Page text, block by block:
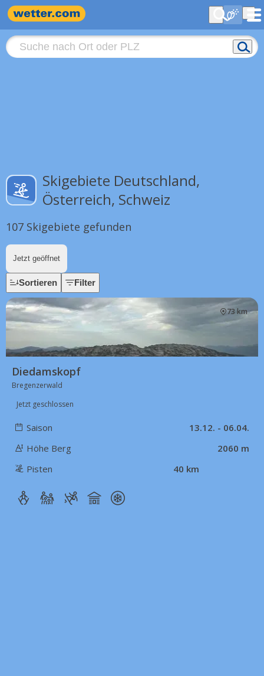
Skigebiete Deutschland,
Österreich, Schweiz
107 Skigebiete gefunden
Jetzt geöffnet
Sortieren Filter
73 km
Diedamskopf
Bregenzerwald
Jetzt geschlossen
Saison
13.12. - 06.04.
Höhe Berg
2060 m
Pisten
40 km